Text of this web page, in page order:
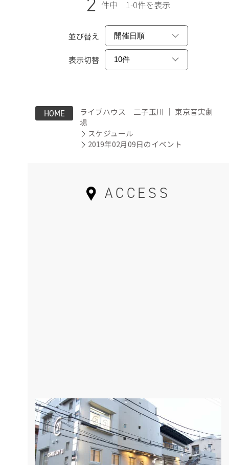
件中 1-0件を表示
並び替え
表示切替
HOME
ライブハウス 二子玉川 ｜ 東京音実劇
場
スケジュール
2019年02月09日のイベント
ACCESS